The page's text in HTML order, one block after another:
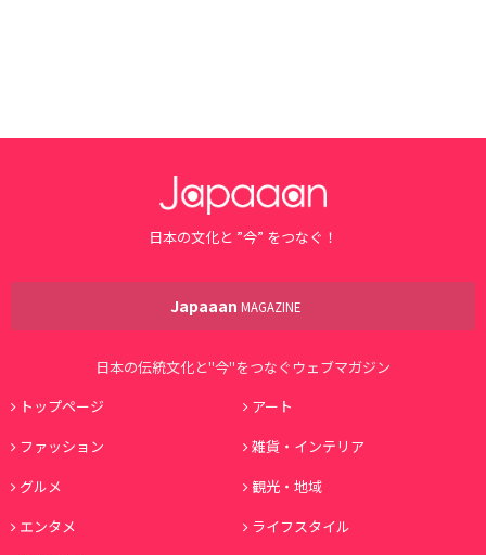
日本の文化と ”今” をつなぐ！
Japaaan MAGAZINE
日本の伝統文化と"今"をつなぐウェブマガジン
トップページ
アート
ファッション
雑貨・インテリア
グルメ
観光・地域
エンタメ
ライフスタイル